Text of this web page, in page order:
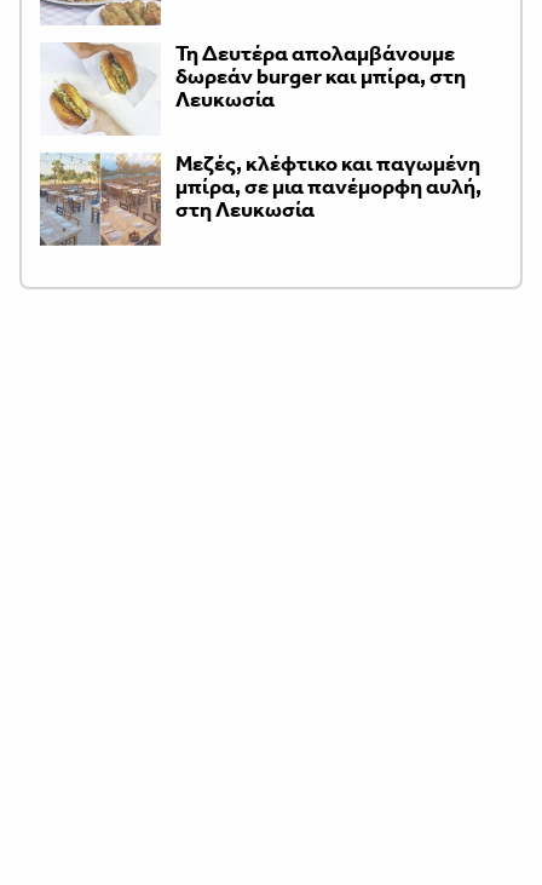
Τη Δευτέρα απολαμβάνουμε
δωρεάν burger και μπίρα, στη
Λευκωσία
Μεζές, κλέφτικο και παγωμένη
μπίρα, σε μια πανέμορφη αυλή,
στη Λευκωσία